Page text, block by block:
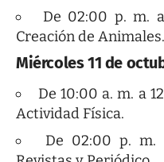
De 02:00 p. m.
Creación de Animales.
Miércoles 11 de
De 10:00 a. m. a
Actividad Física.
De 02:00 p.